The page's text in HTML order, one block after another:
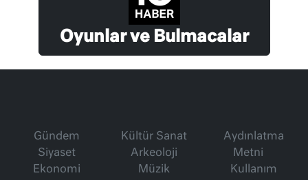
Oyunlar ve Bulmacalar
Gündem
Siyaset
Ekonomi
Kültür Sanat
Arkeoloji
Müzik
Aydınlatma
Metni
Kullanım